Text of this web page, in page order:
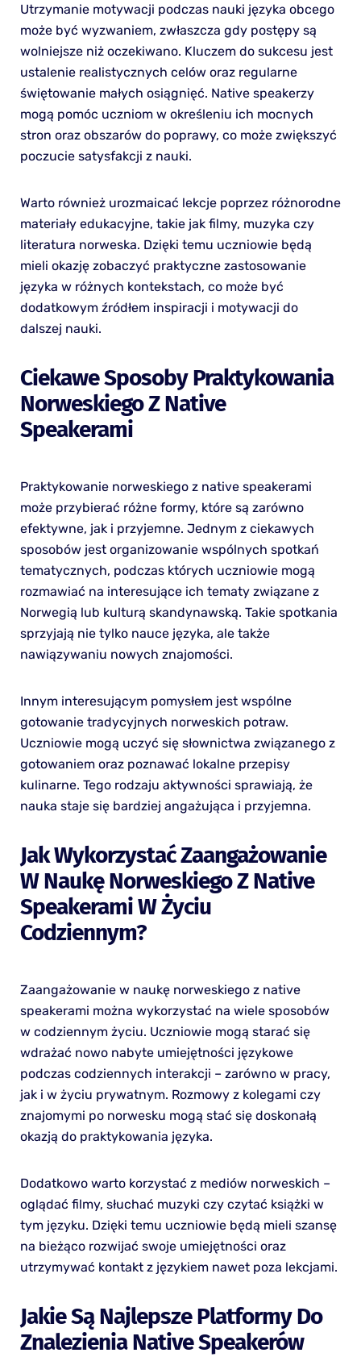
Utrzymanie motywacji podczas nauki języka obcego
może być wyzwaniem, zwłaszcza gdy postępy są
wolniejsze niż oczekiwano. Kluczem do sukcesu jest
ustalenie realistycznych celów oraz regularne
świętowanie małych osiągnięć. Native speakerzy
mogą pomóc uczniom w określeniu ich mocnych
stron oraz obszarów do poprawy, co może zwiększyć
poczucie satysfakcji z nauki.
Warto również urozmaicać lekcje poprzez różnorodne
materiały edukacyjne, takie jak filmy, muzyka czy
literatura norweska. Dzięki temu uczniowie będą
mieli okazję zobaczyć praktyczne zastosowanie
języka w różnych kontekstach, co może być
dodatkowym źródłem inspiracji i motywacji do
dalszej nauki.
Ciekawe Sposoby Praktykowania
Norweskiego Z Native
Speakerami
Praktykowanie norweskiego z native speakerami
może przybierać różne formy, które są zarówno
efektywne, jak i przyjemne. Jednym z ciekawych
sposobów jest organizowanie wspólnych spotkań
tematycznych, podczas których uczniowie mogą
rozmawiać na interesujące ich tematy związane z
Norwegią lub kulturą skandynawską. Takie spotkania
sprzyjają nie tylko nauce języka, ale także
nawiązywaniu nowych znajomości.
Innym interesującym pomysłem jest wspólne
gotowanie tradycyjnych norweskich potraw.
Uczniowie mogą uczyć się słownictwa związanego z
gotowaniem oraz poznawać lokalne przepisy
kulinarne. Tego rodzaju aktywności sprawiają, że
nauka staje się bardziej angażująca i przyjemna.
Jak Wykorzystać Zaangażowanie
W Naukę Norweskiego Z Native
Speakerami W Życiu
Codziennym?
Zaangażowanie w naukę norweskiego z native
speakerami można wykorzystać na wiele sposobów
w codziennym życiu. Uczniowie mogą starać się
wdrażać nowo nabyte umiejętności językowe
podczas codziennych interakcji – zarówno w pracy,
jak i w życiu prywatnym. Rozmowy z kolegami czy
znajomymi po norwesku mogą stać się doskonałą
okazją do praktykowania języka.
Dodatkowo warto korzystać z mediów norweskich –
oglądać filmy, słuchać muzyki czy czytać książki w
tym języku. Dzięki temu uczniowie będą mieli szansę
na bieżąco rozwijać swoje umiejętności oraz
utrzymywać kontakt z językiem nawet poza lekcjami.
Jakie Są Najlepsze Platformy Do
Znalezienia Native Speakerów